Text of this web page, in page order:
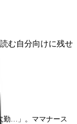
む自分向けに残せ
勤…」。ママナース